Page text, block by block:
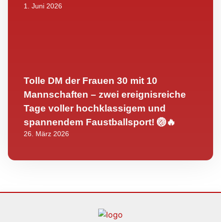
1. Juni 2026
Tolle DM der Frauen 30 mit 10
Mannschaften – zwei ereignisreiche
Tage voller hochklassigem und
spannendem Faustballsport! 🏐🔥
26. März 2026